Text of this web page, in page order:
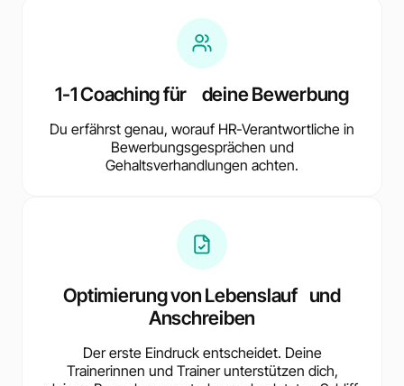
1-1 Coaching für deine Bewerbung
Du erfährst genau, worauf HR-Verantwortliche in
Bewerbungsgesprächen und
Gehaltsverhandlungen achten.
Optimierung von Lebenslauf und
Anschreiben
Der erste Eindruck entscheidet. Deine
Trainerinnen und Trainer unterstützen dich,